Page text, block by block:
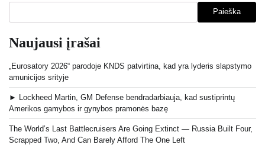
Paieška
Naujausi įrašai
„Eurosatory 2026“ parodoje KNDS patvirtina, kad yra lyderis slapstymo
amunicijos srityje
► Lockheed Martin, GM Defense bendradarbiauja, kad sustiprintų
Amerikos gamybos ir gynybos pramonės bazę
The World’s Last Battlecruisers Are Going Extinct — Russia Built Four,
Scrapped Two, And Can Barely Afford The One Left